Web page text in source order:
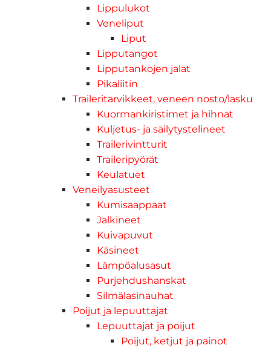
Lippulukot
Veneliput
Liput
Lipputangot
Lipputankojen jalat
Pikaliitin
Traileritarvikkeet, veneen nosto/lasku
Kuormankiristimet ja hihnat
Kuljetus- ja säilytystelineet
Trailerivintturit
Traileripyörät
Keulatuet
Veneilyasusteet
Kumisaappaat
Jalkineet
Kuivapuvut
Käsineet
Lämpöalusasut
Purjehdushanskat
Silmälasinauhat
Poijut ja lepuuttajat
Lepuuttajat ja poijut
Poijut, ketjut ja painot